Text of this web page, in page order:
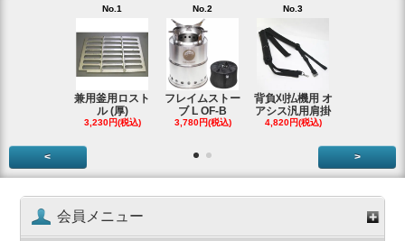
No.1
兼用釜用ロスト
ル (厚)
3,230円(税込)
No.2
フレイムストー
ブ L OF-B
3,780円(税込)
No.3
背負刈払機用 オ
アシス汎用肩掛
4,820円(税込)
< >
会員メニュー